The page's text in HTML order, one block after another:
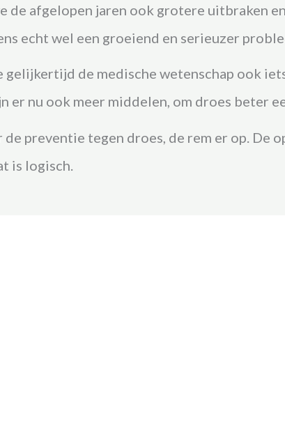
de afgelopen jaren ook grotere uitbraken
echt wel een groeiend en serieuzer
de medische wetenschap ook
er nu ook meer middelen, om droes beter
de preventie tegen droes, de rem er op. De
is logisch.